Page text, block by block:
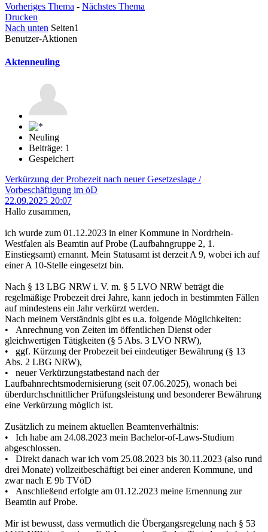
Vorheriges Thema - Nächstes Thema
Drucken
Nach unten Seiten1
Benutzer-Aktionen
Aktenneuling
Neuling
Beiträge: 1
Gespeichert
Verkürzung der Probezeit nach neuer Gesetzeslage /
Vorbeschäftigung im öD
22.09.2025 20:07
Hallo zusammen,
ich wurde zum 01.12.2023 in einer Kommune in Nordrhein-
Westfalen als Beamtin auf Probe (Laufbahngruppe 2, 1.
Einstiegsamt) ernannt. Mein Statusamt ist derzeit A 9, wobei ich auf
einer A 10-Stelle eingesetzt bin.
Nach § 13 LBG NRW i. V. m. § 5 LVO NRW beträgt die
regelmäßige Probezeit drei Jahre, kann jedoch in bestimmten Fällen
auf mindestens ein Jahr verkürzt werden.
Nach meinem Verständnis gibt es u.a. folgende Möglichkeiten:
• Anrechnung von Zeiten im öffentlichen Dienst oder
gleichwertigen Tätigkeiten (§ 5 Abs. 3 LVO NRW),
• ggf. Kürzung der Probezeit bei eindeutiger Bewährung (§ 13
Abs. 2 LBG NRW),
• neuer Verkürzungstatbestand nach der
Laufbahnrechtsmodernisierung (seit 07.06.2025), wonach bei
überdurchschnittlicher Prüfungsleistung und besonderer Bewährung
eine Verkürzung möglich ist.
Zusätzlich zu meinem aktuellen Beamtenverhältnis:
• Ich habe am 24.08.2023 mein Bachelor-of-Laws-Studium
abgeschlossen.
• Direkt danach war ich vom 25.08.2023 bis 30.11.2023 (also rund
drei Monate) vollzeitbeschäftigt bei einer anderen Kommune, und
zwar nach E 9b TVöD
• Anschließend erfolgte am 01.12.2023 meine Ernennung zur
Beamtin auf Probe.
Mir ist bewusst, dass vermutlich die Übergangsregelung nach § 53